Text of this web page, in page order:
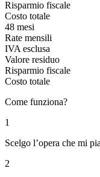
Risparmio fiscale
Costo totale
48 mesi
Rate mensili
IVA esclusa
Valore residuo
Risparmio fiscale
Costo totale
Come funziona?
1
Scelgo l’opera che mi
2